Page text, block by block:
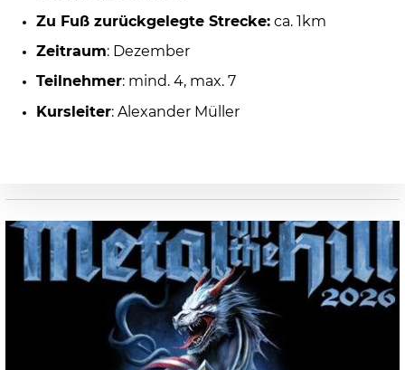
Zu Fuß zurückgelegte Strecke:ca. 1km
Zeitraum: Dezember
Teilnehmer: mind. 4, max. 7
Kursleiter: Alexander Müller